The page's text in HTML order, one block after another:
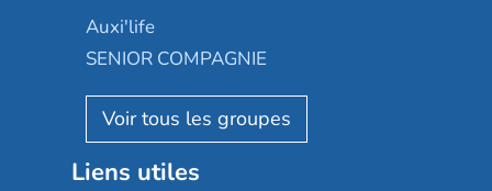
Occitalia
Appartseniors
Reseda
Stella management
Les villages d'or
Le Noble Âge
Almage
Résidalya
Groupe aplus
Auxi'life
SENIOR COMPAGNIE
AGE D'OR Services
Liens utiles